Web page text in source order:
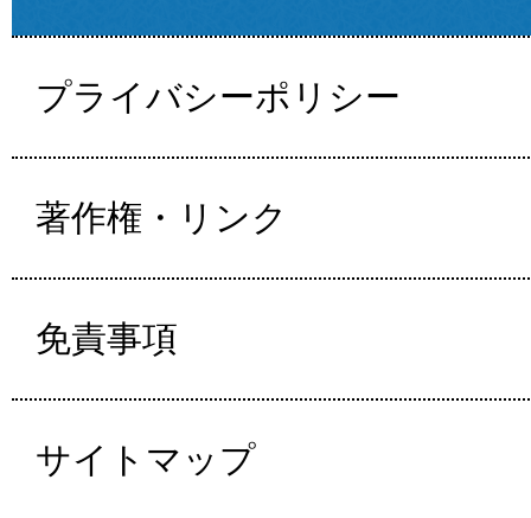
プライバシーポリシー
著作権・リンク
免責事項
サイトマップ